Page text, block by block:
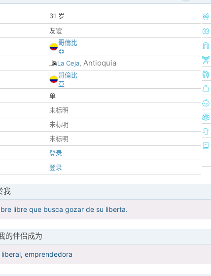
31 岁
友谊
哥倫比
亞
La Ceja, Antioquia
哥倫比
亞
单
未标明
未标明
未标明
登录
登录
我
libre que busca gozar de su liberta.
的伴侣成为
emprendedora